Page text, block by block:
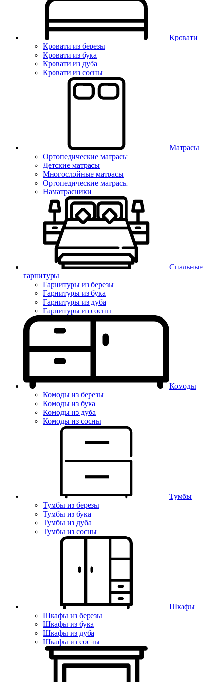
Кровати
Кровати из березы
Кровати из бука
Кровати из дуба
Кровати из сосны
Матрасы
Ортопедические матрасы
Детские матрасы
Многослойные матрасы
Ортопедические матрасы
Наматрасники
Спальные
гарнитуры
Гарнитуры из березы
Гарнитуры из бука
Гарнитуры из дуба
Гарнитуры из сосны
Комоды
Комоды из березы
Комоды из бука
Комоды из дуба
Комоды из сосны
Тумбы
Тумбы из березы
Тумбы из бука
Тумбы из дуба
Тумбы из сосны
Шкафы
Шкафы из березы
Шкафы из бука
Шкафы из дуба
Шкафы из сосны